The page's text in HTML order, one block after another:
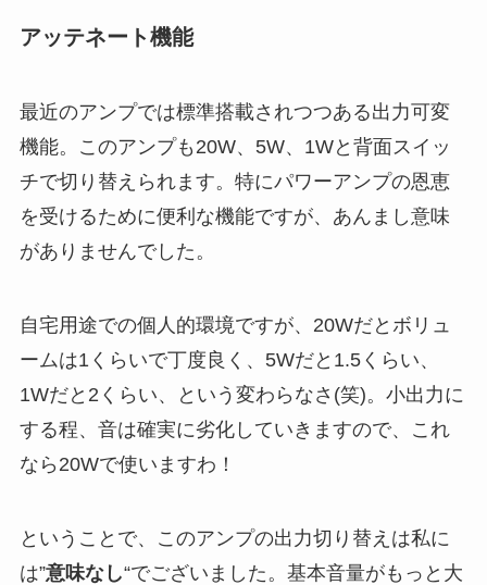
アッテネート機能
最近のアンプでは標準搭載されつつある出力可変
機能。このアンプも20W、5W、1Wと背面スイッ
チで切り替えられます。特にパワーアンプの恩恵
を受けるために便利な機能ですが、あんまし意味
がありませんでした。
自宅用途での個人的環境ですが、20Wだとボリュ
ームは1くらいで丁度良く、5Wだと1.5くらい、
1Wだと2くらい、という変わらなさ(笑)。小出力に
する程、音は確実に劣化していきますので、これ
なら20Wで使いますわ！
ということで、このアンプの出力切り替えは私に
は”意味なし“でございました。基本音量がもっと大